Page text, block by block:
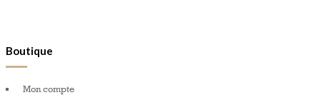
Boutique
Mon compte